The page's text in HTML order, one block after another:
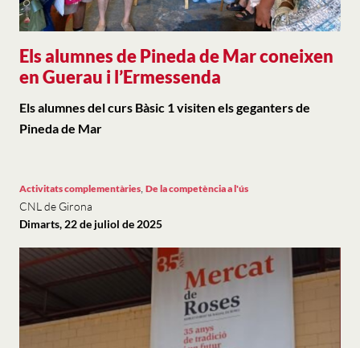
Els alumnes de Pineda de Mar coneixen
en Guerau i l’Ermessenda
Els alumnes del curs Bàsic 1 visiten els geganters de
Pineda de Mar
Activitats complementàries, De la competència a l'ús
CNL de Girona
Dimarts, 22 de juliol de 2025